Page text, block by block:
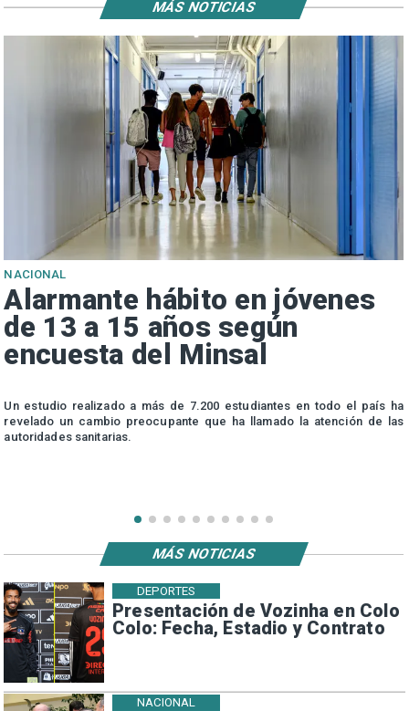
NACIONAL
Alarmante hábito en jóvenes
de 13 a 15 años según
encuesta del Minsal
Un estudio realizado a más de 7.200 estudiantes en todo el país ha
revelado un cambio preocupante que ha llamado la atención de las
autoridades sanitarias.
MÁS NOTICIAS
Presentación de Vozinha en Colo
Colo: Fecha, Estadio y Contrato
DEPORTES
NACIONAL
MÁS NOTICIAS